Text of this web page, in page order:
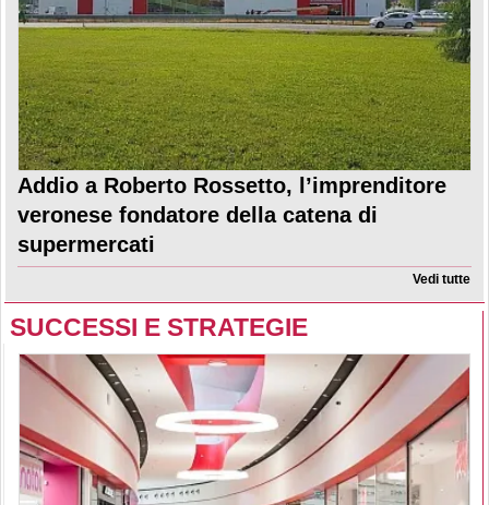
Addio a Roberto Rossetto, l’imprenditore
veronese fondatore della catena di
supermercati
Vedi tutte
SUCCESSI E STRATEGIE